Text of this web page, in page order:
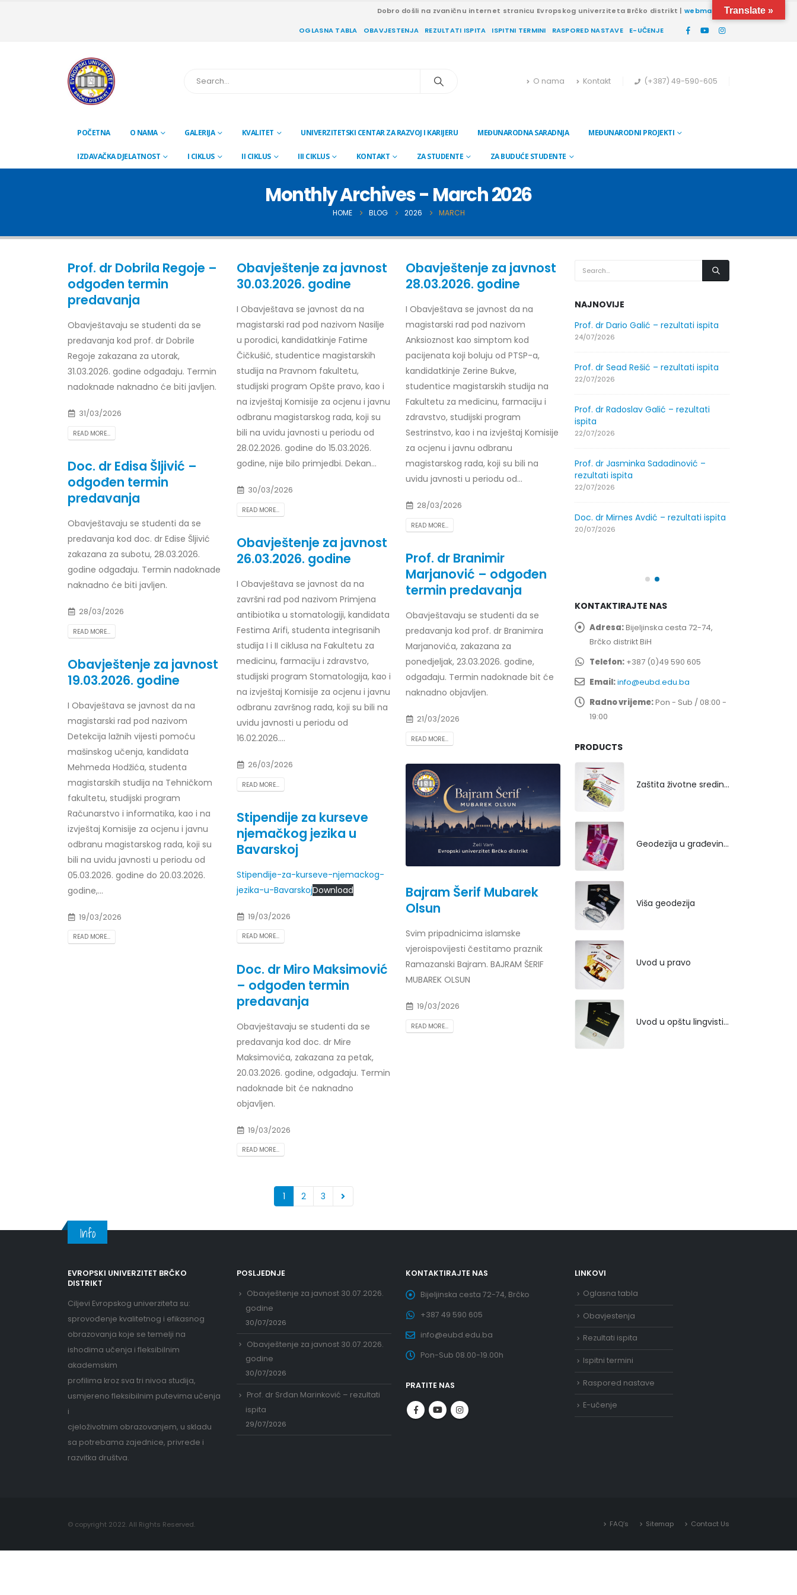
Dobro došli na zvaničnu internet stranicu Evropskog univerziteta Brčko distrikt |webmail
OGLASNA TABLA OBAVJESTENJA REZULTATI ISPITA ISPITNI TERMINI RASPORED NASTAVE E-UČENJE
O nama Kontakt (+387) 49-590-605
POČETNA O NAMA GALERIJA KVALITET UNIVERZITETSKI CENTAR ZA RAZVOJ I KARIJERU MEĐUNARODNA SARADNJA MEĐUNARODNI PROJEKTI
IZDAVAČKA DJELATNOST I CIKLUS II CIKLUS III CIKLUS KONTAKT ZA STUDENTE ZA BUDUĆE STUDENTE
Monthly Archives - March 2026
HOME BLOG 2026 MARCH
Prof. dr Dobrila Regoje –
odgođen termin
predavanja
Obavještavaju se studenti da se
predavanja kod prof. dr Dobrile
Regoje zakazana za utorak,
31.03.2026. godine odgađaju. Termin
nadoknade naknadno će biti javljen.
31/03/2026
READ MORE...
Obavještenje za javnost
30.03.2026. godine
I Obavještava se javnost da na
magistarski rad pod nazivom Nasilje
u porodici, kandidatkinje Fatime
Čičkušić, studentice magistarskih
studija na Pravnom fakultetu,
studijski program Opšte pravo, kao i
na izvještaj Komisije za ocjenu i javnu
odbranu magistarskog rada, koji su
bili na uvidu javnosti u periodu od
28.02.2026. godine do 15.03.2026.
godine, nije bilo primjedbi. Dekan...
30/03/2026
READ MORE...
Obavještenje za javnost
28.03.2026. godine
I Obavještava se javnost da na
magistarski rad pod nazivom
Anksioznost kao simptom kod
pacijenata koji boluju od PTSP-a,
kandidatkinje Zerine Bukve,
studentice magistarskih studija na
Fakultetu za medicinu, farmaciju i
zdravstvo, studijski program
Sestrinstvo, kao i na izvještaj Komisije
za ocjenu i javnu odbranu
magistarskog rada, koji su bili na
uvidu javnosti u periodu od...
28/03/2026
READ MORE...
Doc. dr Edisa Šljivić –
odgođen termin
predavanja
Obavještavaju se studenti da se
predavanja kod doc. dr Edise Šljivić
zakazana za subotu, 28.03.2026.
godine odgađaju. Termin nadoknade
naknadno će biti javljen.
28/03/2026
READ MORE...
Obavještenje za javnost
26.03.2026. godine
I Obavještava se javnost da na
završni rad pod nazivom Primjena
antibiotika u stomatologiji, kandidata
Festima Arifi, studenta integrisanih
studija I i II ciklusa na Fakultetu za
medicinu, farmaciju i zdravstvo,
studijski program Stomatologija, kao i
na izvještaj Komisije za ocjenu i javnu
odbranu završnog rada, koji su bili na
uvidu javnosti u periodu od
16.02.2026....
26/03/2026
READ MORE...
Prof. dr Branimir
Marjanović – odgođen
termin predavanja
Obavještavaju se studenti da se
predavanja kod prof. dr Branimira
Marjanovića, zakazana za
ponedjeljak, 23.03.2026. godine,
odgađaju. Termin nadoknade bit će
naknadno objavljen.
21/03/2026
READ MORE...
Obavještenje za javnost
19.03.2026. godine
I Obavještava se javnost da na
magistarski rad pod nazivom
Detekcija lažnih vijesti pomoću
mašinskog učenja, kandidata
Mehmeda Hodžića, studenta
magistarskih studija na Tehničkom
fakultetu, studijski program
Računarstvo i informatika, kao i na
izvještaj Komisije za ocjenu i javnu
odbranu magistarskog rada, koji su
bili na uvidu javnosti u periodu od
05.03.2026. godine do 20.03.2026.
godine,...
19/03/2026
READ MORE...
Bajram Šerif Mubarek
Olsun
Svim pripadnicima islamske
vjeroispovijesti čestitamo praznik
Ramazanski Bajram. BAJRAM ŠERIF
MUBAREK OLSUN
19/03/2026
READ MORE...
Stipendije za kurseve
njemačkog jezika u
Bavarskoj
Stipendije-za-kurseve-njemackog-
jezika-u-BavarskojDownload
19/03/2026
READ MORE...
Doc. dr Miro Maksimović
– odgođen termin
predavanja
Obavještavaju se studenti da se
predavanja kod doc. dr Mire
Maksimovića, zakazana za petak,
20.03.2026. godine, odgađaju. Termin
nadoknade bit će naknadno
objavljen.
19/03/2026
READ MORE...
1 2 3
NAJNOVIJE
Obavještenje za javnost 30.07.2026.
godine
30/07/2026
Obavještenje za javnost 30.07.2026.
godine
Prof. dr Srđan Marinković – rezultati
Prof. dr Azijada Beganlić – rezultati
ispita
Prof. dr Esed Karić – rezultati ispita
25/07/2026
Prof. dr Dario Galić – rezultati ispita
24/07/2026
Prof. dr Sead Rešić – rezultati ispita
22/07/2026
Prof. dr Radoslav Galić – rezultati
ispita
22/07/2026
Prof. dr Jasminka Sadadinović –
22/07/2026
Doc. dr Mirnes Avdić – rezultati ispita
Obavještenje za javnost 30.07.2026.
godine
Obavještenje za javnost 30.07.2026.
godine
30/07/2026
Prof. dr Srđan Marinković – rezultati
ispita
Prof. dr Azijada Beganlić – rezultati
ispita
29/07/2026
25/07/2026
Prof. dr Dario Galić – rezultati ispita
24/07/2026
Prof. dr Sead Rešić – rezultati ispita
22/07/2026
Prof. dr Radoslav Galić – rezultati
ispita
22/07/2026
Prof. dr Jasminka Sadadinović –
rezultati ispita
22/07/2026
Doc. dr Mirnes Avdić – rezultati ispita
20/07/2026
KONTAKTIRAJTE NAS
Adresa:Bijeljinska cesta 72-74,
Brčko distrikt BiH
Telefon: +387 (0)49 590 605
Email:info@eubd.edu.ba
Radno vrijeme:Pon - Sub / 08:00 -
19:00
PRODUCTS
Zaštita životne sredine rekultivacijom odlagališta
Geodezija u građevinarstvu
Viša geodezija
Uvod u pravo
Uvod u opštu lingvistiku
Info
EVROPSKI UNIVERZITET BRČKO
DISTRIKT
Ciljevi Evropskog univerziteta su:
sprovođenje kvalitetnog i efikasnog
obrazovanja koje se temelji na
ishodima učenja i fleksibilnim
akademskim
profilima kroz sva tri nivoa studija,
usmjereno fleksibilnim putevima učenja
i
cjeloživotnim obrazovanjem, u skladu
sa potrebama zajednice, privrede i
razvitka društva.
POSLJEDNJE
Obavještenje za javnost 30.07.2026.
godine
30/07/2026
Obavještenje za javnost 30.07.2026.
godine
30/07/2026
Prof. dr Srđan Marinković – rezultati
ispita
29/07/2026
KONTAKTIRAJTE NAS
Bijeljinska cesta 72-74, Brčko
+387 49 590 605
info@eubd.edu.ba
Pon-Sub 08.00-19.00h
PRATITE NAS
LINKOVI
Oglasna tabla
Obavjestenja
Rezultati ispita
Ispitni termini
Raspored nastave
E-učenje
© copyright 2022. All Rights Reserved. FAQ’s Sitemap Contact Us
Translate »